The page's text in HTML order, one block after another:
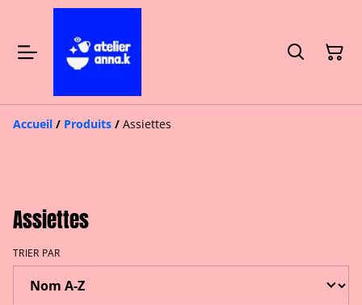
Accueil / Produits / Assiettes
Assiettes
TRIER PAR